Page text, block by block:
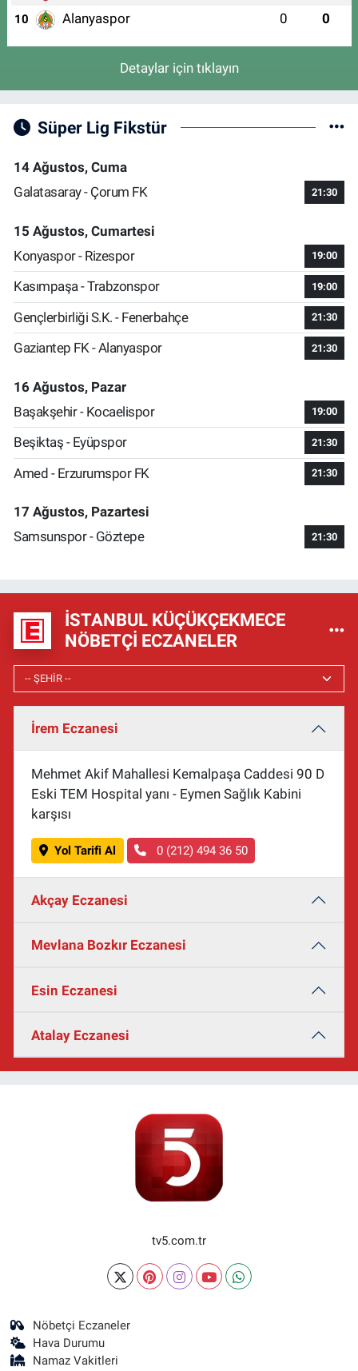
10 Alanyaspor 0 0
Detaylar için tıklayın
Süper Lig Fikstür
14 Ağustos, Cuma
Galatasaray - Çorum FK
21:30
15 Ağustos, Cumartesi
Konyaspor - Rizespor
19:00
Kasımpaşa - Trabzonspor 19:00
Gençlerbirliği S.K. - Fenerbahçe 21:30
Gaziantep FK - Alanyaspor 21:30
16 Ağustos, Pazar
Başakşehir - Kocaelispor
19:00
Beşiktaş - Eyüpspor 21:30
Amed - Erzurumspor FK 21:30
17 Ağustos, Pazartesi
Samsunspor - Göztepe
21:30
İSTANBUL KÜÇÜKÇEKMECE
NÖBETÇI ECZANELER
İrem Eczanesi
Mehmet Akif Mahallesi Kemalpaşa Caddesi 90 D
Eski TEM Hospital yanı - Eymen Sağlık Kabini
karşısı
Yol Tarifi Al 0 (212) 494 36 50
Akçay Eczanesi
Mevlana Bozkır Eczanesi
Esin Eczanesi
Atalay Eczanesi
tv5.com.tr
Nöbetçi Eczaneler
Hava Durumu
Namaz Vakitleri